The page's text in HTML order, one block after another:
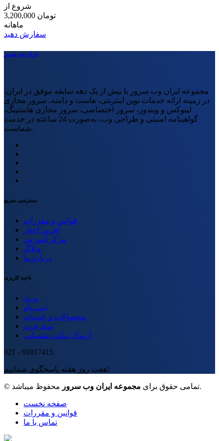
شروع از
3,200,000 تومان
ماهانه
سفارش دهید
ایران وب سرور
مجموعه ایران وب سرور با بیش از یک دهه سابقه موفق در ایران،
در زمینه ارائه خدمات نوین اینترنتی، هاست و دامنه، سرور مجازی
لینوکس و ویندوز، سرور اختصاصی، سرور مجازی هاستینگ،
گواهینامه امنیتی و طراحی وب، به‌صورت 24 ساعته در خدمت
شماست.
دسترسی سریع
قوانین و مقررات
آخرین اخبار
مرکز آموزش
وبلاگ
درباره ما
ناحیه کاربری
ورود
ثبت نام
محصولات و خدمات
سبد خرید
ارسال تیکت پشتیبانی
021 - 91017415
هفت روز هفته پاسخگوی شماییم!
© تمامی حقوق برای مجموعه ایران وب سرور محفوظ میباشد.
صفحه نخست
قوانین و مقررات
تماس با ما